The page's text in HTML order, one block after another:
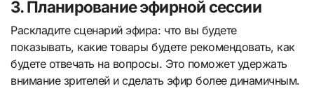
3. Планирование эфирной сессии
Раскладите сценарий эфира: что вы будете
показывать, какие товары будете рекомендовать, как
будете отвечать на вопросы. Это поможет удержать
внимание зрителей и сделать эфир более динамичным.